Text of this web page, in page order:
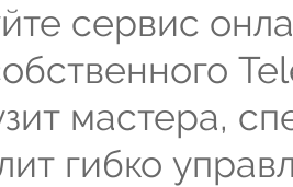
сервис
мастера,
гибко